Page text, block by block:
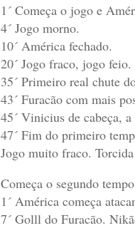
1´ Começa o jogo e
4´ Jogo morno.
10´ América fechado.
20´ Jogo fraco, jogo feio.
35´ Primeiro real chute
43´ Furacão com mais
45´ Vinicius de cabeça,
47´ Fim do primeiro
Jogo muito fraco.
Começa o segundo
1´ América começa
7´ Golll do Furacão.